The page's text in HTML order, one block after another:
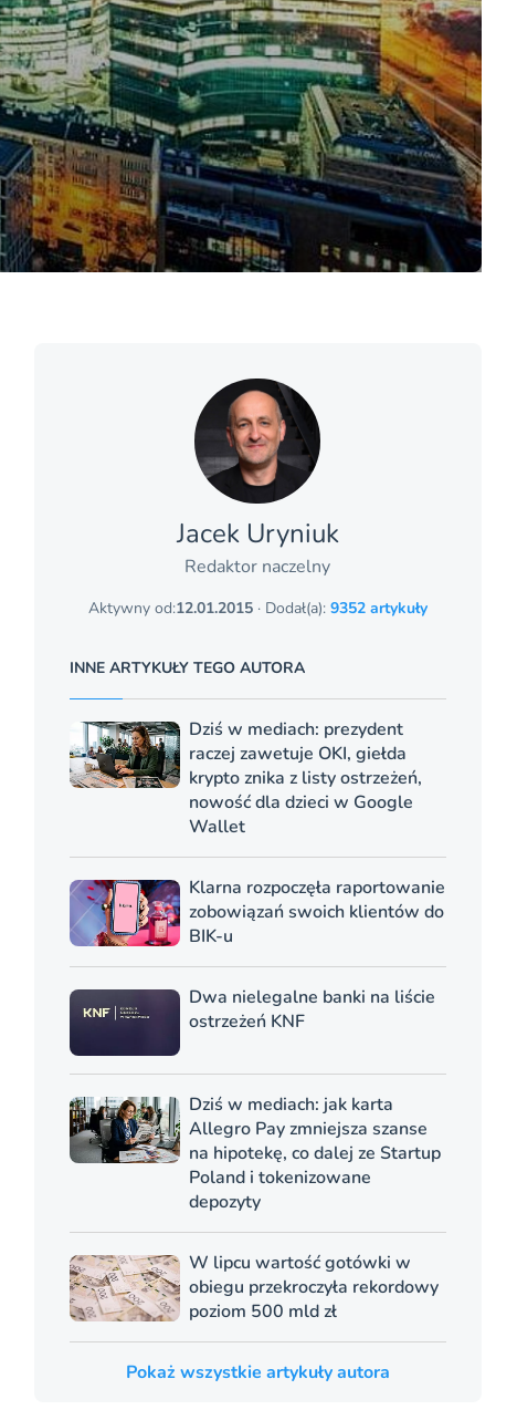
Jacek Uryniuk
Redaktor naczelny
Aktywny od:12.01.2015· Dodał(a): 9352 artykuły
INNE ARTYKUŁY TEGO AUTORA
Dziś w mediach: prezydent
raczej zawetuje OKI, giełda
krypto znika z listy ostrzeżeń,
nowość dla dzieci w Google
Wallet
Klarna rozpoczęła raportowanie
zobowiązań swoich klientów do
BIK-u
Dwa nielegalne banki na liście
ostrzeżeń KNF
Dziś w mediach: jak karta
Allegro Pay zmniejsza szanse
na hipotekę, co dalej ze Startup
Poland i tokenizowane
depozyty
W lipcu wartość gotówki w
obiegu przekroczyła rekordowy
poziom 500 mld zł
Pokaż wszystkie artykuły autora